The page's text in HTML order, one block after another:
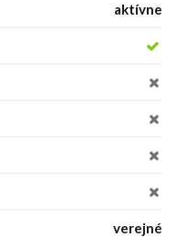
aktívne
verejné